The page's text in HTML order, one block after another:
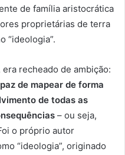
de família aristocrática
proprietárias de terra
“ideologia”.
recheado de ambição:
de mapear de forma
de todas as
– ou seja,
o próprio autor
“ideologia”, originado